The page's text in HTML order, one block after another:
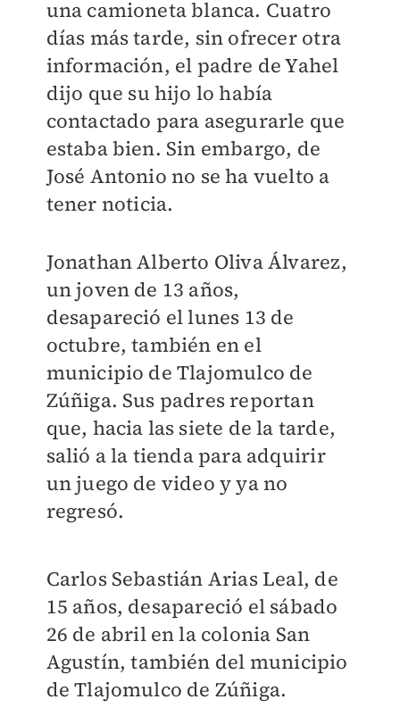
una camioneta blanca. Cuatro
días más tarde, sin ofrecer otra
información, el padre de Yahel
dijo que su hijo lo había
contactado para asegurarle que
estaba bien. Sin embargo, de
José Antonio no se ha vuelto a
tener noticia.
Jonathan Alberto Oliva Álvarez,
un joven de 13 años,
desapareció el lunes 13 de
octubre, también en el
municipio de Tlajomulco de
Zúñiga. Sus padres reportan
que, hacia las siete de la tarde,
salió a la tienda para adquirir
un juego de video y ya no
regresó.
Carlos Sebastián Arias Leal, de
15 años, desapareció el sábado
26 de abril en la colonia San
Agustín, también del municipio
de Tlajomulco de Zúñiga.